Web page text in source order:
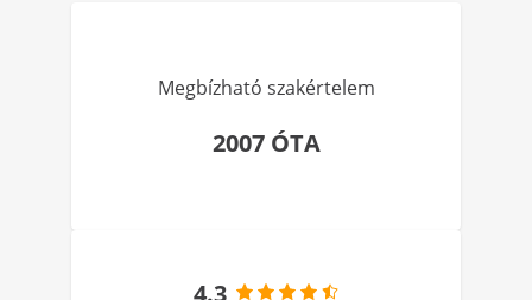
Megbízható szakértelem
2007 ÓTA
4.3